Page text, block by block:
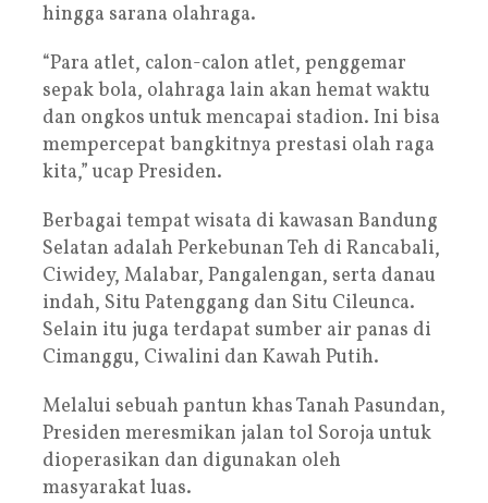
hingga sarana olahraga.
“Para atlet, calon-calon atlet, penggemar
sepak bola, olahraga lain akan hemat waktu
dan ongkos untuk mencapai stadion. Ini bisa
mempercepat bangkitnya prestasi olah raga
kita,” ucap Presiden.
Berbagai tempat wisata di kawasan Bandung
Selatan adalah Perkebunan Teh di Rancabali,
Ciwidey, Malabar, Pangalengan, serta danau
indah, Situ Patenggang dan Situ Cileunca.
Selain itu juga terdapat sumber air panas di
Cimanggu, Ciwalini dan Kawah Putih.
Melalui sebuah pantun khas Tanah Pasundan,
Presiden meresmikan jalan tol Soroja untuk
dioperasikan dan digunakan oleh
masyarakat luas.